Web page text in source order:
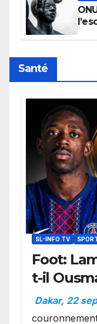
Santé
SL-INFO TV
Foot:
t-il
Ballon
Dakar, 22